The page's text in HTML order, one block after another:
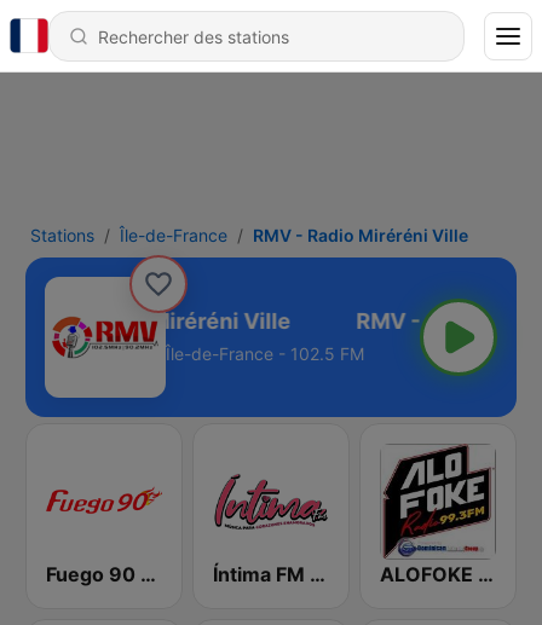
Stations Île-de-France RMV - Radio Miréréni Ville
RMV - Radio Miréréni Ville
Île-de-France - 102.5 FM
Fuego 90 La Salsera Íntima FM Santiago ALOFOKE 99.3 FM